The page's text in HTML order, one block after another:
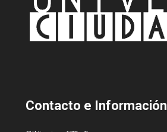
Contacto e Información